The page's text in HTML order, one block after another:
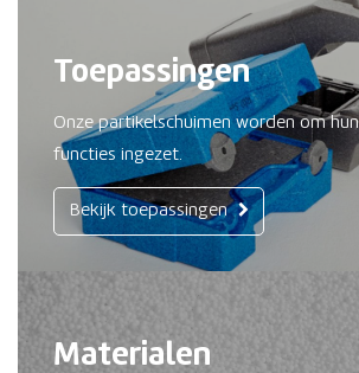
Toepassingen
Onze partikelschuimen worden om
functies ingezet.
Bekijk toepassingen
Materialen